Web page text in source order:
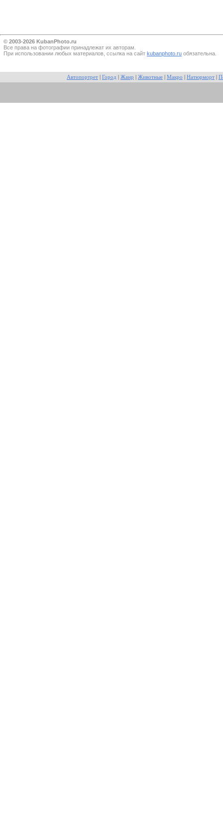
© 2003-2026 KubanPhoto.ru
Все прaва на фотографии принадлежат их авторам.
При использовании любых материалов, ссылка на сайт kubanphoto.ru обязательна.
Автопортрет Город Жанр Животные Макро Натюрморт